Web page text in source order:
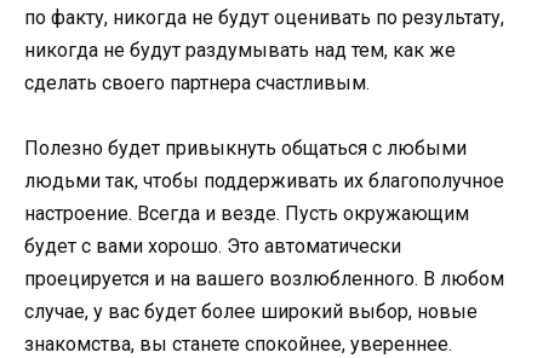
по факту, никогда не будут оценивать по результату,
никогда не будут раздумывать над тем, как же
сделать своего партнера счастливым.
Полезно будет привыкнуть общаться с любыми
людьми так, чтобы поддерживать их благополучное
настроение. Всегда и везде. Пусть окружающим
будет с вами хорошо. Это автоматически
проецируется и на вашего возлюбленного. В любом
случае, у вас будет более широкий выбор, новые
знакомства, вы станете спокойнее, увереннее.